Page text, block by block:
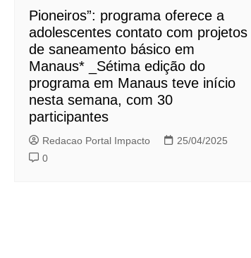
Pioneiros”: programa oferece a
adolescentes contato com projetos
de saneamento básico em
Manaus* _Sétima edição do
programa em Manaus teve início
nesta semana, com 30
participantes
Redacao Portal Impacto
25/04/2025
0